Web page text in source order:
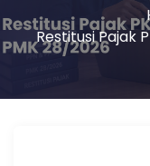
Restitusi Pajak